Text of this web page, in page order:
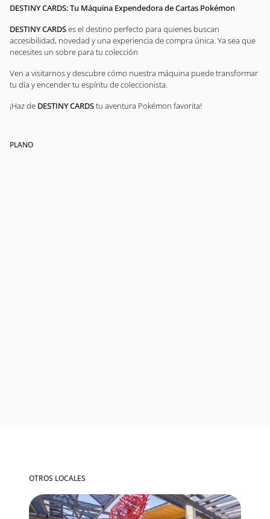
DESTINY CARDS: Tu Máquina Expendedora de Cartas Pokémon
DESTINY CARDSes el destino perfecto para quienes buscan
accesibilidad, novedad y una experiencia de compra única. Ya sea que
necesites un sobre para tu colección
Ven a visitarnos y descubre cómo nuestra máquina puede transformar
tu día y encender tu espíritu de coleccionista.
¡Haz de DESTINY CARDStu aventura Pokémon favorita!
PLANO
OTROS LOCALES